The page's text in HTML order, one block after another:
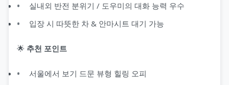
실내외 반전 분위기 / 도우미의 대화 능력 우수
입장 시 따뜻한 차 & 안마시트 대기 가능
🌟 추천 포인트
서울에서 보기 드문 뷰형 힐링 오피